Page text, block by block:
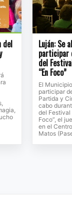
del Luján: Se
participar
del
“En Foco”
El
participar
Partida y
cabo
del Festival
Foco”, el
en el
Matos